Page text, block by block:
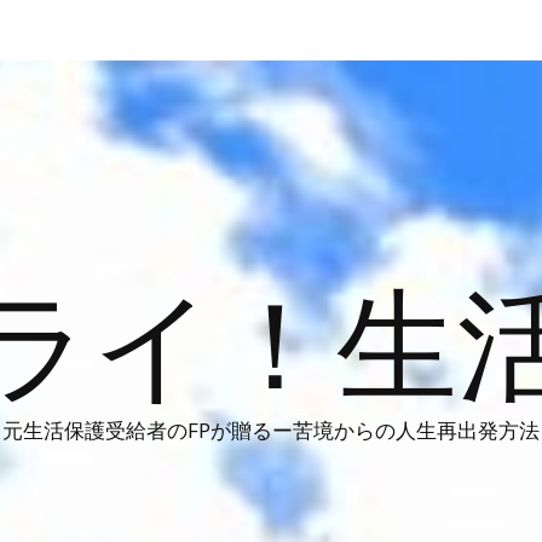
イ！生
元生活保護受給者のFPが贈るー苦境からの人生再出発方法